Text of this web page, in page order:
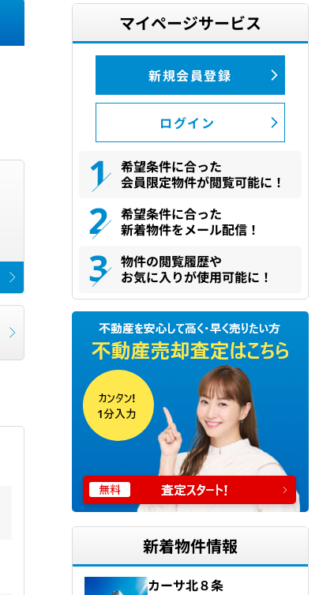
マイページサービス
新規会員登録
ログイン
希望条件に合った
会員限定物件が閲覧可能に！
希望条件に合った
新着物件をメール配信！
物件の閲覧履歴や
お気に入りが使用可能に！
新着物件情報
カーサ北８条